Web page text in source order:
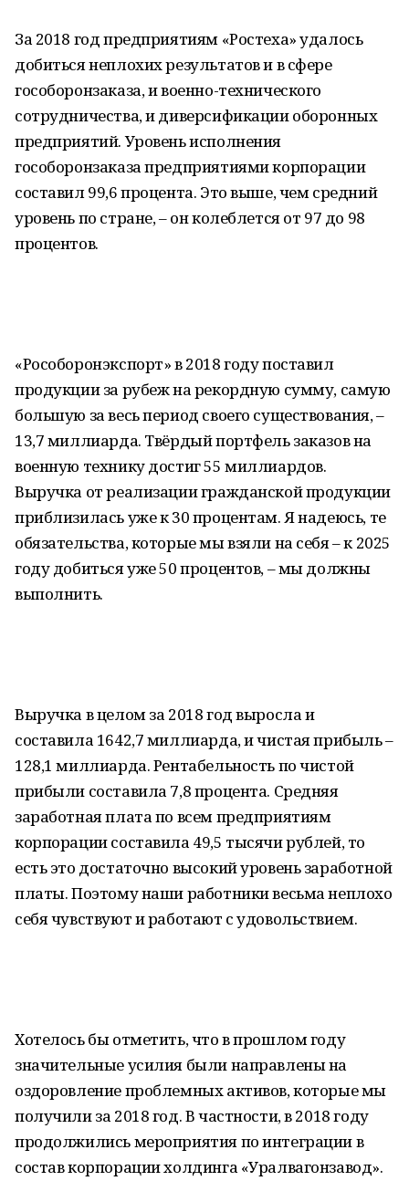
За 2018 год предприятиям «Ростеха» удалось
добиться неплохих результатов и в сфере
гособоронзаказа, и военно-технического
сотрудничества, и диверсификации оборонных
предприятий. Уровень исполнения
гособоронзаказа предприятиями корпорации
составил 99,6 процента. Это выше, чем средний
уровень по стране, – он колеблется от 97 до 98
процентов.
«Рособоронэкспорт» в 2018 году поставил
продукции за рубеж на рекордную сумму, самую
большую за весь период своего существования, –
13,7 миллиарда. Твёрдый портфель заказов на
военную технику достиг 55 миллиардов.
Выручка от реализации гражданской продукции
приблизилась уже к 30 процентам. Я надеюсь, те
обязательства, которые мы взяли на себя – к 2025
году добиться уже 50 процентов, – мы должны
выполнить.
Выручка в целом за 2018 год выросла и
составила 1642,7 миллиарда, и чистая прибыль –
128,1 миллиарда. Рентабельность по чистой
прибыли составила 7,8 процента. Средняя
заработная плата по всем предприятиям
корпорации составила 49,5 тысячи рублей, то
есть это достаточно высокий уровень заработной
платы. Поэтому наши работники весьма неплохо
себя чувствуют и работают с удовольствием.
Хотелось бы отметить, что в прошлом году
значительные усилия были направлены на
оздоровление проблемных активов, которые мы
получили за 2018 год. В частности, в 2018 году
продолжились мероприятия по интеграции в
состав корпорации холдинга «Уралвагонзавод».